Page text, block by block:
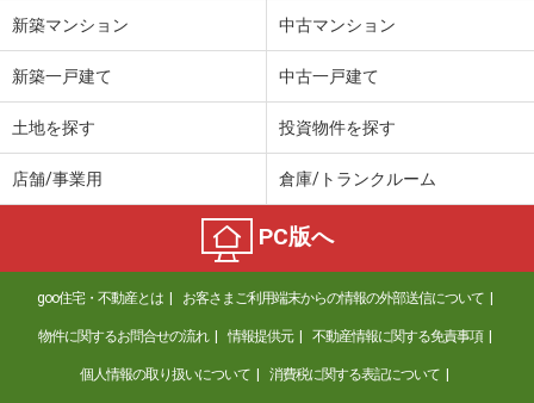
新築マンション 中古マンション
新築一戸建て 中古一戸建て
土地を探す 投資物件を探す
店舗/事業用 倉庫/トランクルーム
PC版へ
goo住宅・不動産とは お客さまご利用端末からの情報の外部送信について
物件に関するお問合せの流れ 情報提供元 不動産情報に関する免責事項
個人情報の取り扱いについて 消費税に関する表記について